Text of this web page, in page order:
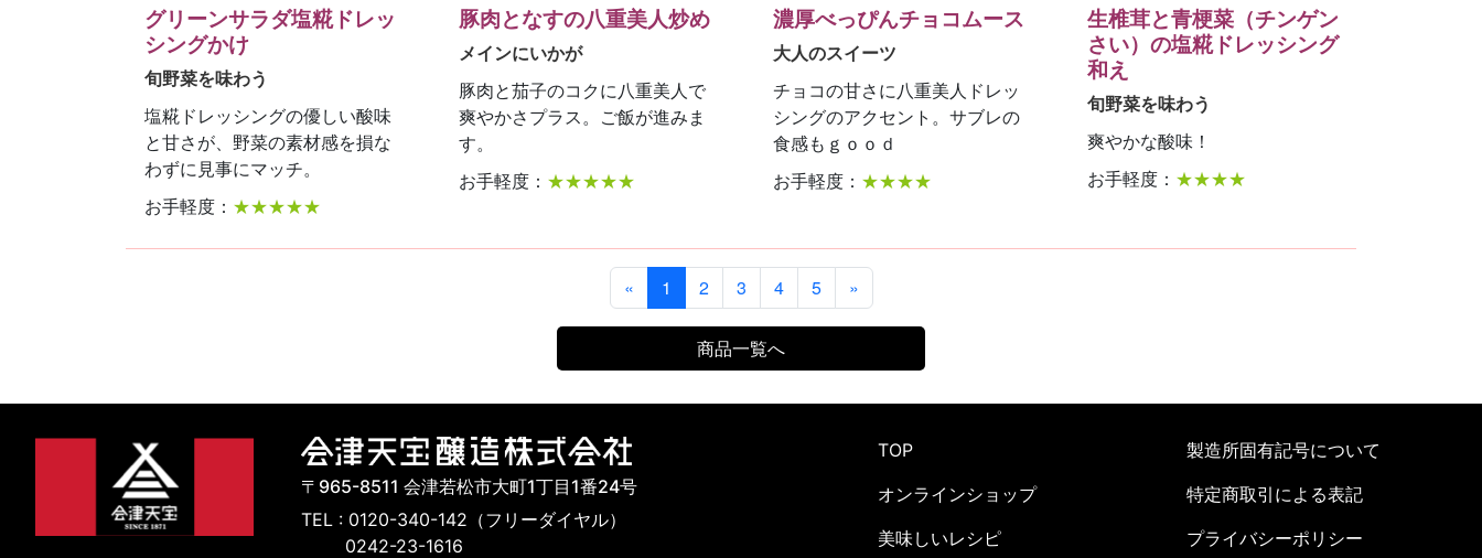
グリーンサラダ塩糀ドレッ
シングかけ
旬野菜を味わう
塩糀ドレッシングの優しい酸味
と甘さが、野菜の素材感を損な
わずに見事にマッチ。
お手軽度： ★★★★★
豚肉となすの八重美人炒め
メインにいかが
豚肉と茄子のコクに八重美人で
爽やかさプラス。ご飯が進みま
す。
お手軽度： ★★★★★
濃厚べっぴんチョコムース
大人のスイーツ
チョコの甘さに八重美人ドレッ
シングのアクセント。サブレの
食感もｇｏｏｄ
お手軽度： ★★★★
生椎茸と青梗菜（チンゲン
さい）の塩糀ドレッシング
和え
旬野菜を味わう
爽やかな酸味！
お手軽度： ★★★★
« 1 2 3 4 5 »
商品一覧へ
〒965-8511 会津若松市大町1丁目1番24号
TEL : 0120-340-142（フリーダイヤル）
0242-23-1616
TOP
オンラインショップ
美味しいレシピ
製造所固有記号について
特定商取引による表記
プライバシーポリシー